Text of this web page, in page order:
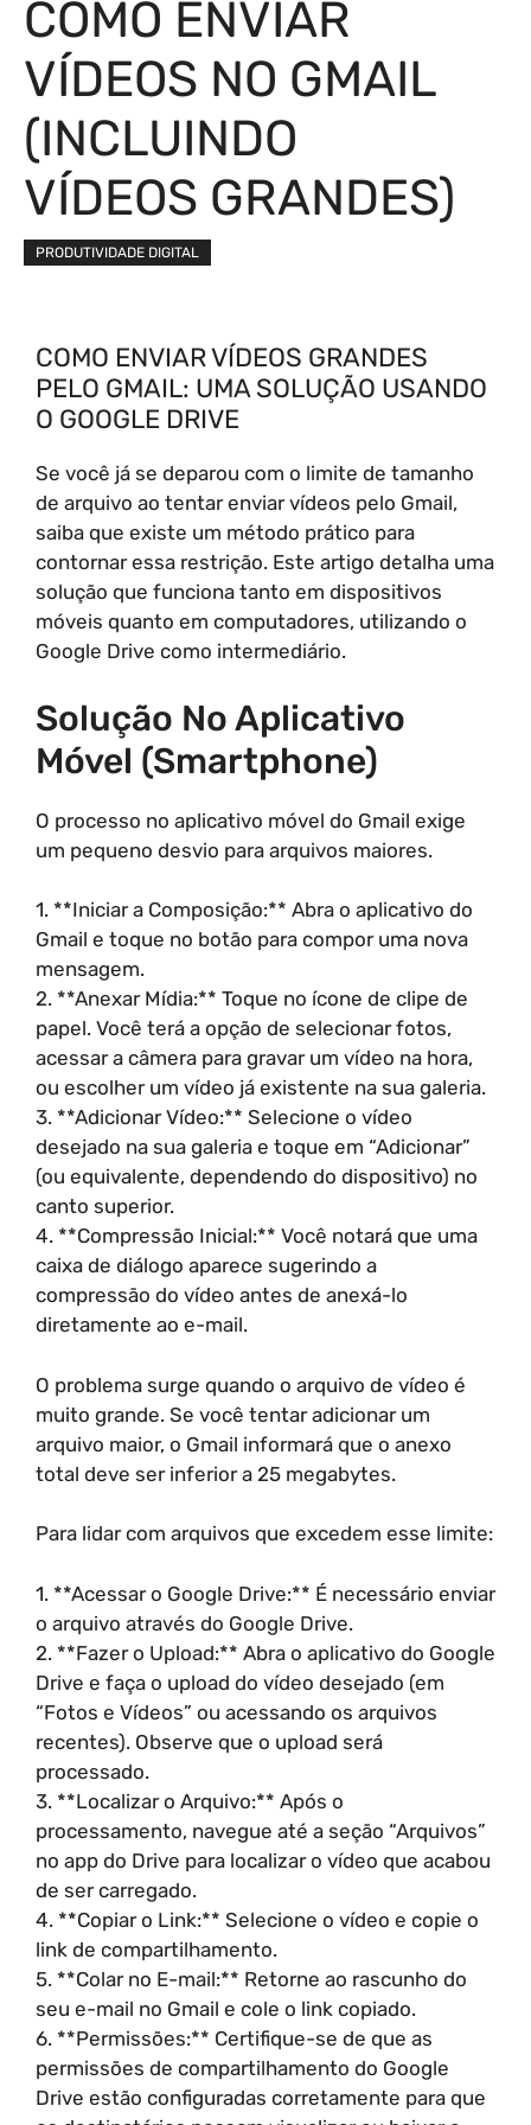
COMO ENVIAR
VÍDEOS NO GMAIL
(INCLUINDO
VÍDEOS GRANDES)
PRODUTIVIDADE DIGITAL
COMO ENVIAR VÍDEOS GRANDES
PELO GMAIL: UMA SOLUÇÃO USANDO
O GOOGLE DRIVE
Se você já se deparou com o limite de tamanho
de arquivo ao tentar enviar vídeos pelo Gmail,
saiba que existe um método prático para
contornar essa restrição. Este artigo detalha uma
solução que funciona tanto em dispositivos
móveis quanto em computadores, utilizando o
Google Drive como intermediário.
Solução No Aplicativo
Móvel (Smartphone)
O processo no aplicativo móvel do Gmail exige
um pequeno desvio para arquivos maiores.
1. **Iniciar a Composição:** Abra o aplicativo do
Gmail e toque no botão para compor uma nova
mensagem.
2. **Anexar Mídia:** Toque no ícone de clipe de
papel. Você terá a opção de selecionar fotos,
acessar a câmera para gravar um vídeo na hora,
ou escolher um vídeo já existente na sua galeria.
3. **Adicionar Vídeo:** Selecione o vídeo
desejado na sua galeria e toque em “Adicionar”
(ou equivalente, dependendo do dispositivo) no
canto superior.
4. **Compressão Inicial:** Você notará que uma
caixa de diálogo aparece sugerindo a
compressão do vídeo antes de anexá-lo
diretamente ao e-mail.
O problema surge quando o arquivo de vídeo é
muito grande. Se você tentar adicionar um
arquivo maior, o Gmail informará que o anexo
total deve ser inferior a 25 megabytes.
Para lidar com arquivos que excedem esse limite:
1. **Acessar o Google Drive:** É necessário enviar
o arquivo através do Google Drive.
2. **Fazer o Upload:** Abra o aplicativo do Google
Drive e faça o upload do vídeo desejado (em
“Fotos e Vídeos” ou acessando os arquivos
recentes). Observe que o upload será
processado.
3. **Localizar o Arquivo:** Após o
processamento, navegue até a seção “Arquivos”
no app do Drive para localizar o vídeo que acabou
de ser carregado.
4. **Copiar o Link:** Selecione o vídeo e copie o
link de compartilhamento.
5. **Colar no E-mail:** Retorne ao rascunho do
seu e-mail no Gmail e cole o link copiado.
6. **Permissões:** Certifique-se de que as
permissões de compartilhamento do Google
Drive estão configuradas corretamente para que